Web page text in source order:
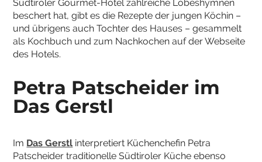
Südtiroler Gourmet-Hotel zahlreiche Lobeshymnen
beschert hat, gibt es die Rezepte der jungen Köchin –
und übrigens auch Tochter des Hauses – gesammelt
als Kochbuch und zum Nachkochen auf der Webseite
des Hotels.
Petra Patscheider im
Das Gerstl
Im Das Gerstl interpretiert Küchenchefin Petra
Patscheider traditionelle Südtiroler Küche ebenso